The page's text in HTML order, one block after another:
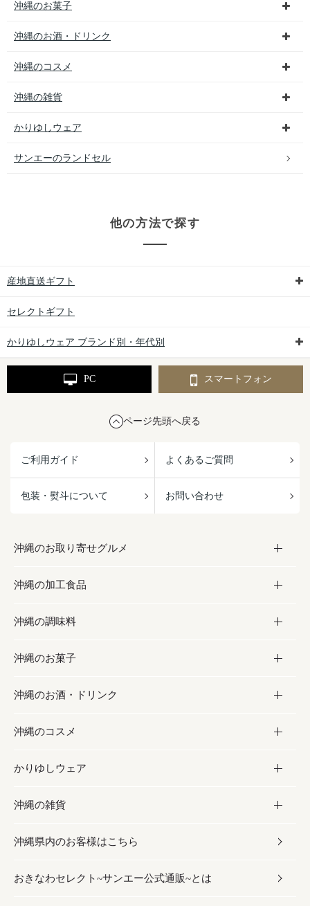
沖縄のお菓子
沖縄のお酒・ドリンク
沖縄のコスメ
沖縄の雑貨
かりゆしウェア
サンエーのランドセル
他の方法で探す
産地直送ギフト
セレクトギフト
かりゆしウェア ブランド別・年代別
PC スマートフォン
ページ先頭へ戻る
ご利用ガイド よくあるご質問
包装・熨斗について お問い合わせ
沖縄のお取り寄せグルメ
お取り寄せグルメ
フルーツ・野菜
お肉
海産物
沖縄の加工食品
加工食品
缶詰／パウチ
沖縄料理
沖縄そば／乾麺
レトルト食品
乾物／粉類
沖縄の調味料
調味料
砂糖／黒砂糖
塩
お酢／ドレッシング
しょうゆ
みそ
だし／スパイス／島唐辛子
沖縄のお菓子
お菓子
黒糖
ちんすこう
伝統菓子
スナック
おつまみ
沖縄のお酒・ドリンク
お酒・ドリンク
泡盛
ビール・チューハイ
ワイン・ウィスキー・カクテル
ドリンク
沖縄のコスメ
コスメ
スキンケア
ボディケア
ヘアケア
かりゆしウェア
かりゆしウェア
メンズ
レディース
沖縄の雑貨
雑貨
沖縄ファッション
沖縄県内のお客様はこちら
おきなわセレクト~サンエー公式通販~とは